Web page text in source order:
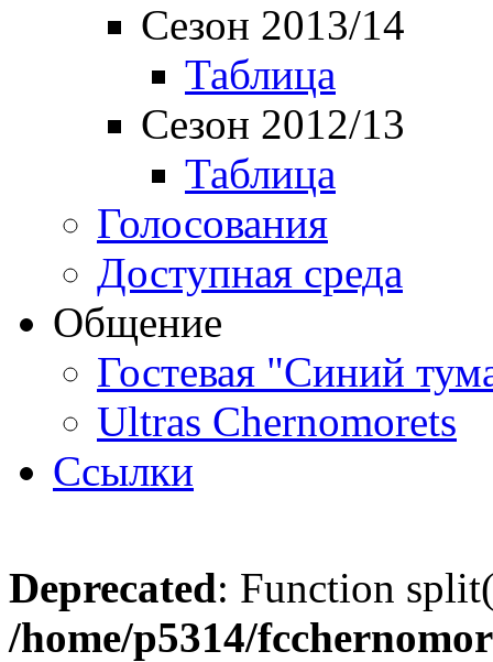
Сезон 2013/14
Таблица
Сезон 2012/13
Таблица
Голосования
Доступная среда
Общение
Гостевая "Синий
Ultras Chernomorets
Ссылки
Deprecated: Function
/home/p5314/